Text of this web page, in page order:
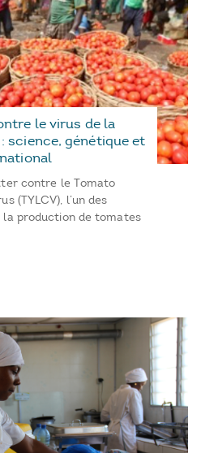
le virus de la
science, génétique et
contre le Tomato
(TYLCV), l’un des
la production de tomates